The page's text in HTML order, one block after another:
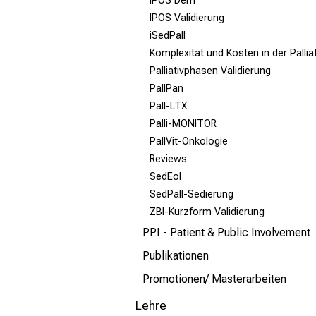
IPOS Validierung
iSedPall
Komplexität und Kosten in der
Palliativphasen Validierung
PallPan
Pall-LTX
Palli-MONITOR
PallVit-Onkologie
Reviews
SedEol
SedPall-Sedierung
ZBI-Kurzform Validierung
PPI - Patient & Public Involvement
Publikationen
Promotionen/ Masterarbeiten
Lehre